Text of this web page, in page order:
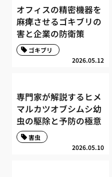
オフィスの精密機器を
麻痺させるゴキブリの
害と企業の防衛策
2026.05.12
ゴキブリ
専門家が解説するヒメ
マルカツオブシムシ幼
虫の駆除と予防の極意
2026.05.10
害虫